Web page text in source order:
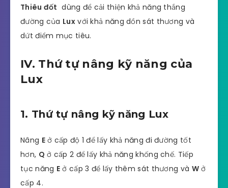
Thiêu đốt dùng để cải thiện khả năng thắng
đường của Luxvới khả năng dồn sát thương và
dứt điểm mục tiêu.
IV. Thứ tự nâng kỹ năng của
Lux
1. Thứ tự nâng kỹ năng Lux
Nâng Eở cấp độ 1 để lấy khả năng đi đường tốt
hơn, Q ở cấp 2 để lấy khả năng khống chế. Tiếp
tục năng E ở cấp 3 để lấy thêm sát thương và Wở
cấp 4.